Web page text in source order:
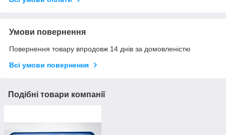
Умови повернення
Повернення товару впродовж 14 днів за домовленістю
Всі умови повернення
Подібні товари компанії